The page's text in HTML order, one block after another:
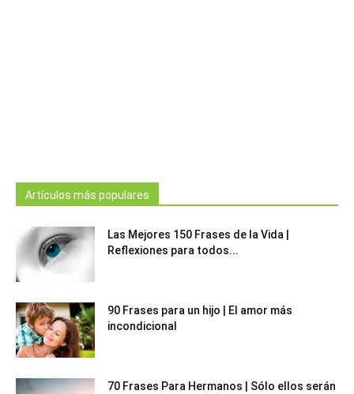
Artículos más populares
Las Mejores 150 Frases de la Vida |
Reflexiones para todos...
90 Frases para un hijo | El amor más
incondicional
70 Frases Para Hermanos | Sólo ellos serán